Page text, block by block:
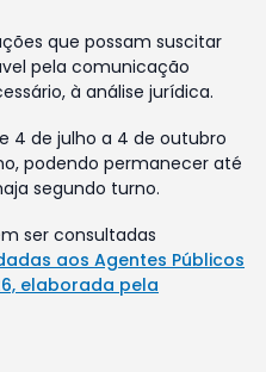
que possam suscitar
pela comunicação
à análise jurídica.
4 de julho a 4 de outubro
podendo permanecer até
segundo turno.
ser consultadas
aos Agentes Públicos
elaborada pela